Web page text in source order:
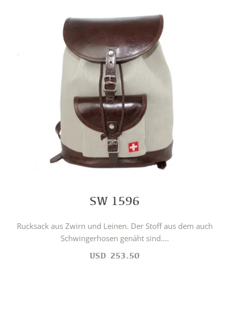
SW 1596
Rucksack aus Zwirn und Leinen. Der Stoff aus dem auch
Schwingerhosen genäht sind....
USD 253.50